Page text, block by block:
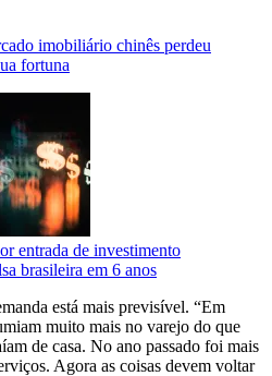
imobiliário chinês perdeu
fortuna
entrada de investimento
brasileira em 6 anos
está mais previsível. “Em
muito mais no varejo do que
de casa. No ano passado foi mais
Agora as coisas devem voltar